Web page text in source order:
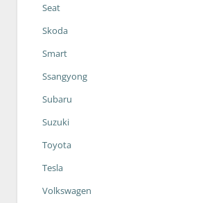
Seat
Skoda
Smart
Ssangyong
Subaru
Suzuki
Toyota
Tesla
Volkswagen